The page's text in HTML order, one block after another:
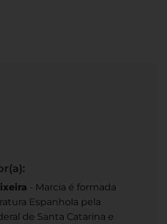
- Marcia é formada
Espanhola pela
de Santa Catarina e